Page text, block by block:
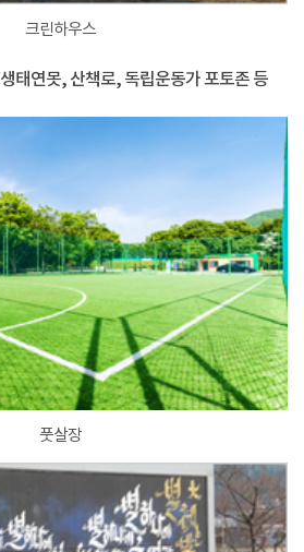
크린하우스
태연못, 산책로, 독립운동가 포토존 등
풋살장